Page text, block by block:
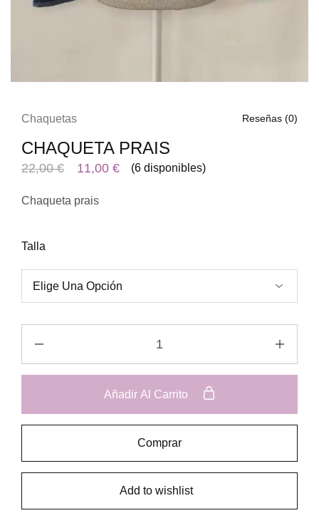
Chaquetas Reseñas (0)
CHAQUETA PRAIS
22,00€
El
original
11,00 €El
(6 disponibles)
Chaqueta prais
Talla
quantity
Añadir Al Carrito
Comprar
Add to wishlist